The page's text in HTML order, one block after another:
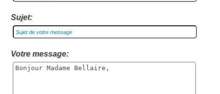
Sujet:
Votre message: